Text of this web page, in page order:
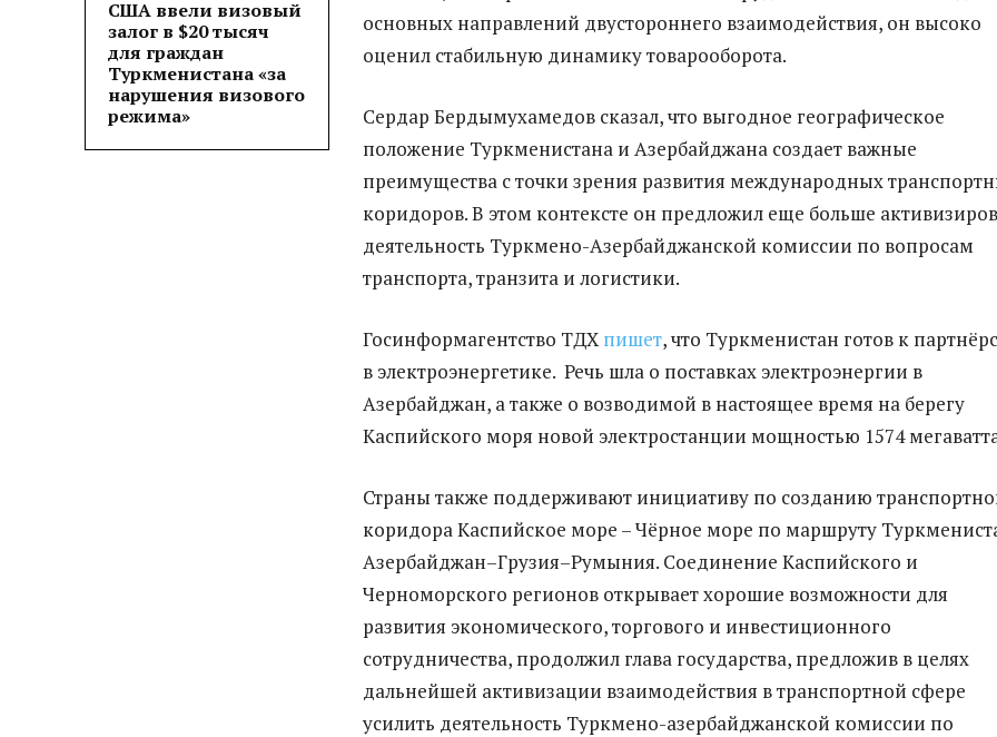
США ввели визовый
залог в $20 тысяч
для граждан
Туркменистана «за
нарушения визового
режима»
основных направлений двустороннего взаимодействия, он высоко
оценил стабильную динамику товарооборота.
Сердар Бердымухамедов сказал, что выгодное географическое
положение Туркменистана и Азербайджана создает важные
преимущества с точки зрения развития международных
коридоров. В этом контексте он предложил еще больше
деятельность Туркмено-Азербайджанской комиссии по вопросам
транспорта, транзита и логистики.
Госинформагентство ТДХпишет, что Туркменистан готов к
в электроэнергетике. Речь шла о поставках электроэнергии в
Азербайджан, а также о возводимой в настоящее время на берегу
Каспийского моря новой электростанции мощностью 1574
Страны также поддерживают инициативу по созданию
коридора Каспийское море – Чёрное море по маршруту
Азербай­джан–Грузия–Румыния. Соединение Каспийского и
Черноморского регионов открывает хорошие возможности для
развития экономического, торгового и инвестиционного
сотрудничества, продолжил глава государства, предложив в целях
дальнейшей активизации взаимодействия в транспортной сфере
усилить деятельность Туркмено-азербайджанской комиссии по